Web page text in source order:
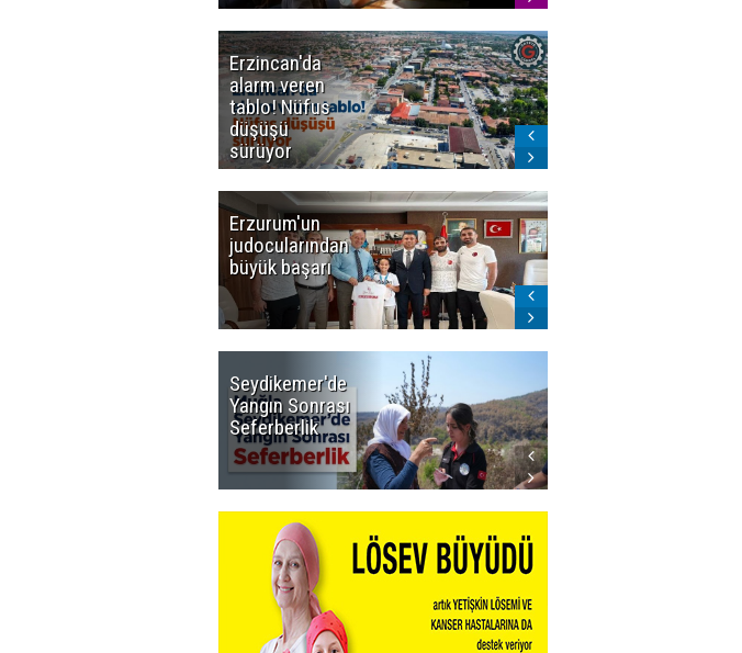
Erzincan'da
alarm veren
tablo! Nüfus
düşüşü
sürüyor
Erzurum'un
judocularından
büyük başarı
Seydikemer'de
Yangın Sonrası
Seferberlik